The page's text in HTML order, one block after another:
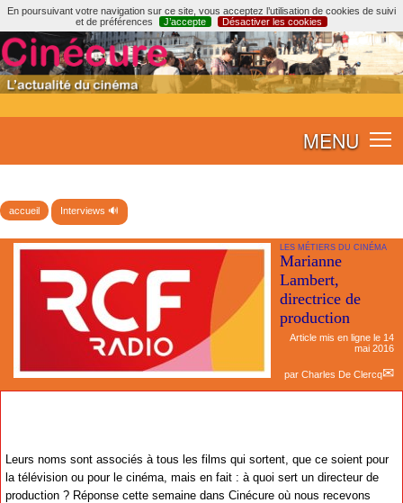
En poursuivant votre navigation sur ce site, vous acceptez l’utilisation de cookies de suivi
et de préférences
J’accepte Désactiver les cookies
MENU
accueil Interviews 🔊
LES MÉTIERS DU CINÉMA
Marianne
Lambert,
directrice de
production
Article mis en ligne le 14
mai 2016
par Charles De Clercq
Leurs noms sont associés à tous les films qui sortent, que ce soient pour
la télévision ou pour le cinéma, mais en fait : à quoi sert un directeur de
production ? Réponse cette semaine dans Cinécure où nous recevons